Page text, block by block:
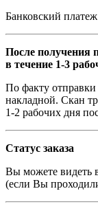
Банковский
После получения
в течение 1-3
По факту
накладной. Скан
1-2 рабочих дня
Статус заказа
Вы можете видеть
(если Вы